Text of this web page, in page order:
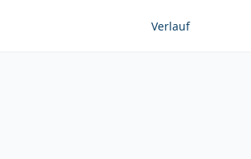
Verlauf